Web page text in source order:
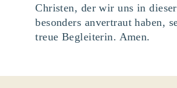
Christen, der wir uns in
besonders anvertraut haben,
treue Begleiterin. Amen.